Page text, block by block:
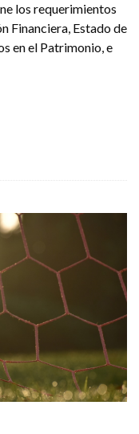
los requerimientos
Financiera, Estado de
en el Patrimonio, e